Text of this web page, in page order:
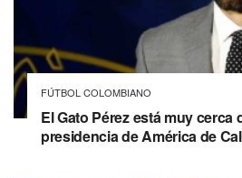
FÚTBOL COLOMBIANO
El Gato Pérez está muy cerca
presidencia de América de